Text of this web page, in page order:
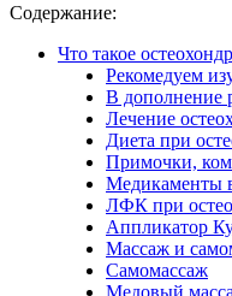
Содержание:
Что такое
Рекомедуем
В дополнение
Лечение
Диета при
Примочки,
Медикаменты
ЛФК при
Аппликатор
Массаж и
Самомассаж
Медовый